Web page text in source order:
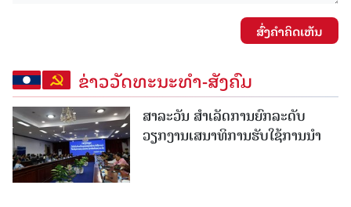
ສົ່ງຄໍາຄິດເຫັນ
ຂ່າວວັດທະນະທຳ-ສັງຄົມ
ສາລະວັນ ສໍາເລັດການຍົກລະດັບ
ວຽກງານເສນາທິການຮັບໃຊ້ການນໍາ